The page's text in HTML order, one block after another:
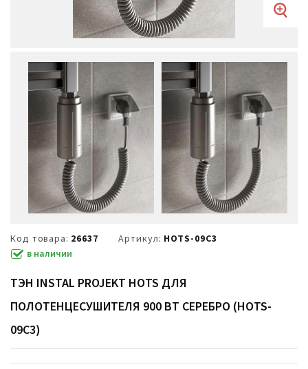
Код товара: 26637 Артикул: HOTS-09C3
в наличии
ТЭН INSTAL PROJEKT HOTS ДЛЯ
ПОЛОТЕНЦЕСУШИТЕЛЯ 900 ВТ СЕРЕБРО (HOTS-
09C3)